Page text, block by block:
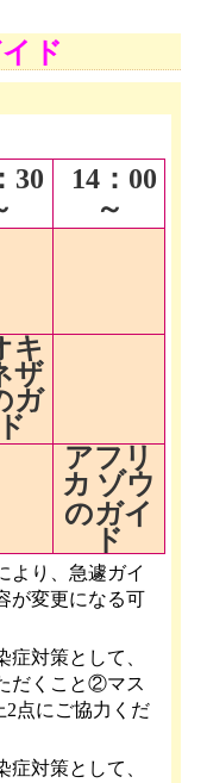
ド
：30
14：00
～
キ
ザ
ガ
アフリ
カ ゾウ
のガイ
ド
より、急遽ガイ
が変更になる可
症対策として、
だくこと②マス
2点にご協力くだ
症対策として、